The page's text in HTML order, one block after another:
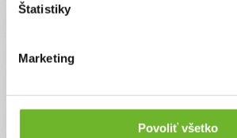
Štatistiky
Marketing
Povoliť všetko
Srdečné poďakovanie